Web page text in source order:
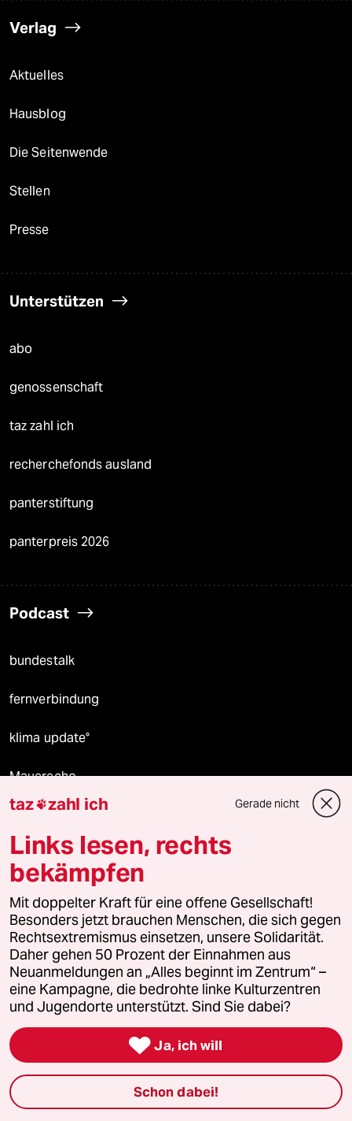
Verlag
Aktuelles
Hausblog
Die Seitenwende
Stellen
Presse
Unterstützen
abo
genossenschaft
taz zahl ich
recherchefonds ausland
panterstiftung
panterpreis 2026
Podcast
bundestalk
fernverbindung
klima update°
Mauerecho
Freie Rede
reingehen
Newsletter
team zukunft
taz frisch
taz zahl ich
taz lab Infobrief
taz zahl ich Gerade nicht
Links lesen, rechts
bekämpfen
Mit doppelter Kraft für eine offene Gesellschaft!
Besonders jetzt brauchen Menschen, die sich gegen
Rechtsextremismus einsetzen, unsere Solidarität.
Daher gehen 50 Prozent der Einnahmen aus
Neuanmeldungen an „Alles beginnt im Zentrum“ –
eine Kampagne, die bedrohte linke Kulturzentren
und Jugendorte unterstützt. Sind Sie dabei?
 Ja, ich will
Schon dabei!